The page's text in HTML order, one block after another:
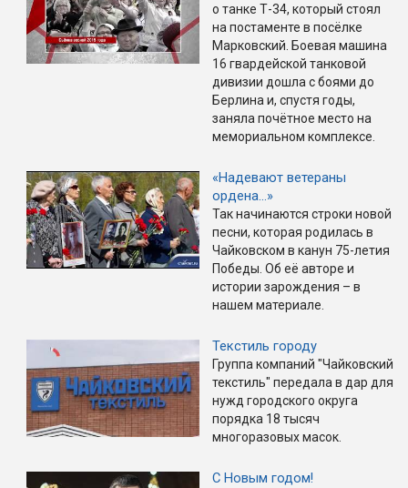
о танке Т-34, который стоял
на постаменте в посёлке
Марковский. Боевая машина
16 гвардейской танковой
дивизии дошла с боями до
Берлина и, спустя годы,
заняла почётное место на
мемориальном комплексе.
«Надевают ветераны
ордена…»
Так начинаются строки новой
песни, которая родилась в
Чайковском в канун 75-летия
Победы. Об её авторе и
истории зарождения – в
нашем материале.
Текстиль городу
Группа компаний "Чайковский
текстиль" передала в дар для
нужд городского округа
порядка 18 тысяч
многоразовых масок.
С Новым годом!